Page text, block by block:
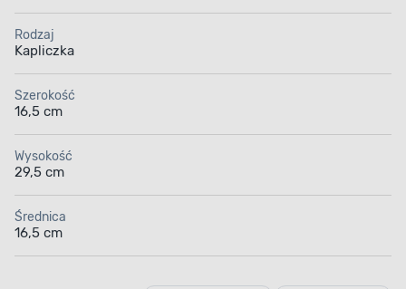
Rodzaj
Kapliczka
Szerokość
16,5 cm
Wysokość
29,5 cm
Średnica
16,5 cm